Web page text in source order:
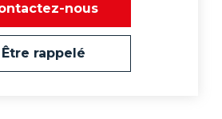
nous
Être rappelé